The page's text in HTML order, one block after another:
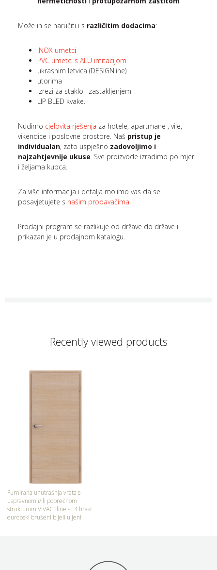
Može ih se naručiti i s različitim dodacima:
INOX umetci
PVC umetci s ALU imitacijom
ukrasnim letvica (DESIGNline)
utorima
izrezi za staklo i zastakljenjem
LIP BLED kvake.
Nudimo cjelovita rješenja za hotele, apartmane , vile,
vikendice i poslovne prostore. Naš pristup je
individualan, zato uspješno zadovoljimo i
najzahtjevnije ukuse. Sve proizvode izradimo po mjeri
i željama kupca.
Za više informacija i detalja molimo vas da se
posavjetujete s našim prodavačima.
Prodajni program se razlikuje od države do države i
prikazan je u prodajnom katalogu.
Recently viewed products
Furnirana unutrašnja vrata s
uspravnom i/ili poprečnom
strukturom VIVACEline - F4 hrast
europski brušeni bijeli uljeni